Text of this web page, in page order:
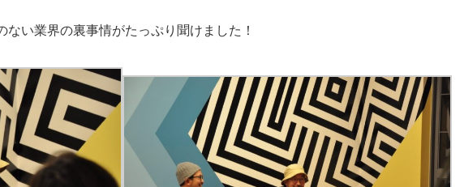
い業界の裏事情がたっぷり聞けました！